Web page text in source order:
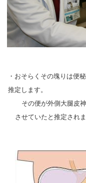
・おそらくその塊りは便
推定します。
その便が外側大腿皮
させていたと推定されま